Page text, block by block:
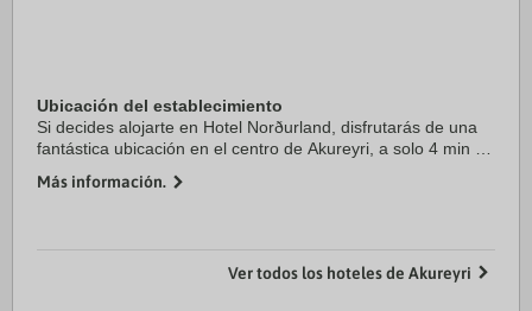
Ubicación del establecimiento
Si decides alojarte en Hotel Norðurland, disfrutarás de una
fantástica ubicación en el centro de Akureyri, a solo 4 min a
Centre for Visual Arts. ...
Más información.
Ver todos los hoteles de Akureyri